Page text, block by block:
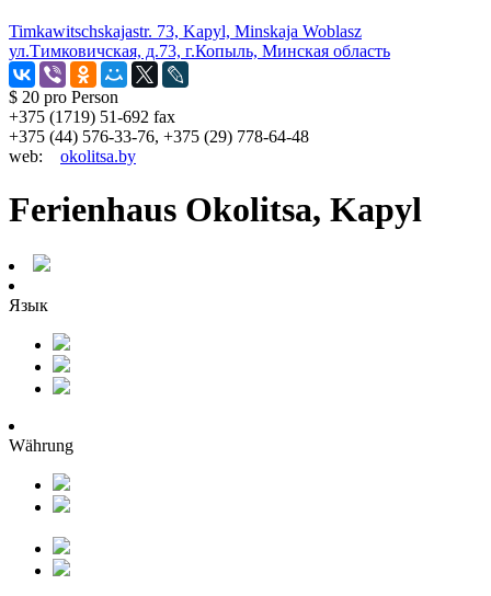
Timkawitschskajastr. 73, Kapyl, Minskaja Woblasz
ул.Тимковичская, д.73, г.Копыль, Минская область
$ 20 pro Person
+375 (1719) 51-692 fax
+375 (44) 576-33-76, +375 (29) 778-64-48
web: okolitsa.by
Ferienhaus Okolitsa, Kapyl
Язык
Währung